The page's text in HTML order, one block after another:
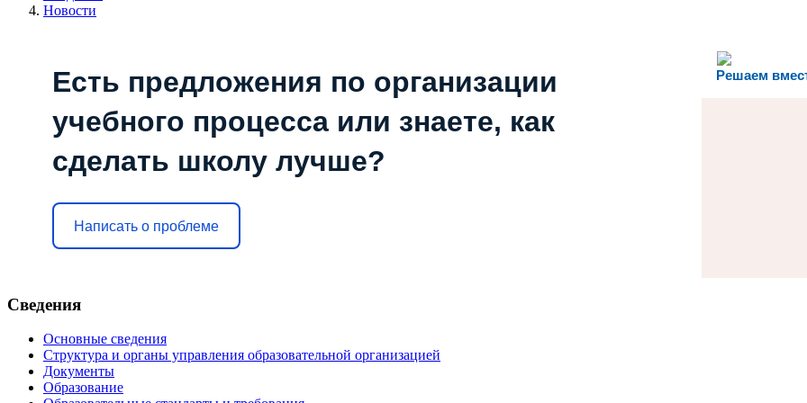
Новости
Решаем
Есть предложения по организации
учебного процесса или знаете, как
сделать школу лучше?
Написать о проблеме
Сведения
Основные сведения
Структура и органы управления образовательной организацией
Документы
Образование